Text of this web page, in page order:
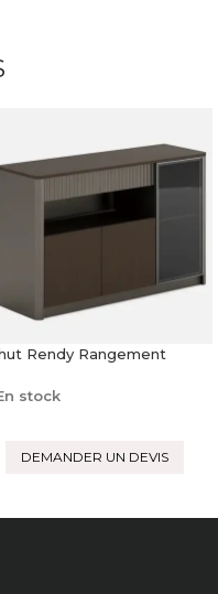
Rendy Rangement
stock
DEMANDER UN DEVIS